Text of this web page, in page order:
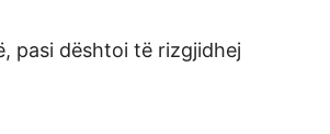
pasi dështoi të rizgjidhej